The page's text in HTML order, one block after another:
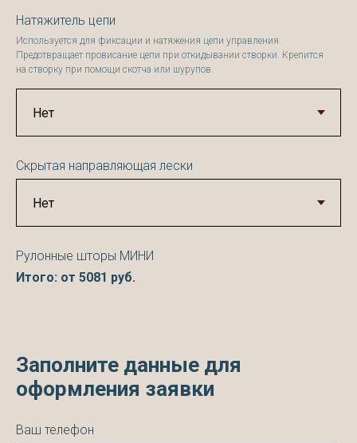
Натяжитель цепи
Используется для фиксации и натяжения цепи управления.
Предотвращает провисание цепи при откидывании створки. Крепится
на створку при помощи скотча или шурупов.
Скрытая направляющая лески
Рулонные шторы МИНИ
Итого: от 5081 руб.
Заполните данные для
оформления заявки
Ваш телефон